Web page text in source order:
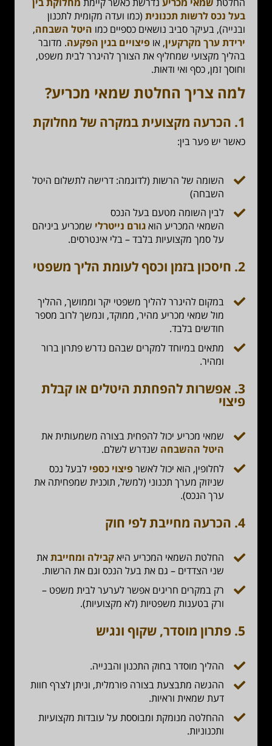
בעל נכס לרשות תכנונית (כמו ועדה מקומית לתכנון
ובנייה), בעיקר סביב נושאים כספיים כמו היטל השבחה,
ירידת ערך מקרקעין, אופיצויים בגין הפקעה. מדובר
בהליך מקצועי שמחליף את הצורך להיגרר לבית משפט,
וחוסך זמן, כסף ואי ודאות.
למה צריך החלטת שמאי מכריע?
1. הכרעה מקצועית במקרה של מחלוקת
כאשר יש פער בין:
השומה של הרשות (לדוגמה: דרישה לתשלום היטל
השבחה)
לבין השומה מטעם בעל הנכס
השמאי המכריע הואגורם נייטרלי שמכריע ביניהם
על סמך מקצועיות בלבד – בלי אינטרסים.
2. חיסכון בזמן וכסף לעומת הליך משפטי
במקום להיגרר להליך משפטי יקר וממושך, ההליך
מול שמאי מכריע מהיר, ממוקד, ונמשך לרוב מספר
חודשים בלבד.
מתאים במיוחד למקרים שבהם נדרש פתרון ברור
ומהיר.
3. אפשרות להפחתת היטלים או קבלת
פיצוי
שמאי מכריע יכול להפחית בצורה משמעותית את
היטל ההשבחה שנדרש לשלם.
לחלופין, הוא יכול לאשרפיצוי כספי לבעל נכס
שניזוק מערך תכנוני (למשל, תוכנית שמפחיתה את
ערך הנכס).
4. הכרעה מחייבת לפי חוק
החלטת השמאי המכריע היאקבילה ומחייבתאת
שני הצדדים – גם את בעל הנכס וגם את הרשות.
רק במקרים חריגים אפשר לערער לבית משפט –
ורק בטענות משפטיות (לא מקצועיות).
5. פתרון מוסדר, שקוף ונגיש
ההליך מוסדר בחוק התכנון והבנייה.
ההגשה מתבצעת בצורה פורמלית, וניתן לצרף חוות
דעת שמאית וראיות.
ההחלטה מנומקת ומבוססת על עובדות מקצועיות
ותכנוניות.